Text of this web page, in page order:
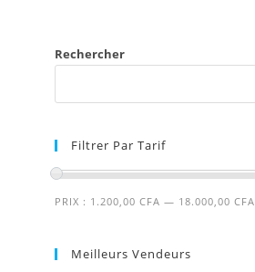
Rechercher
Filtrer Par Tarif
PRIX : 1.200,00 CFA — 18.000,00 CFA
Meilleurs Vendeurs